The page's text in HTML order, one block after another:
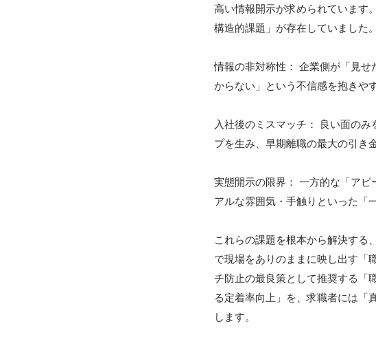
高い情報開示が求められています
構造的課題」が存在していました。
情報の非対称性： 企業側が「見
からない」という不信感を抱きやす
入社後のミスマッチ： 良い面の
プを生み、早期離職の最大の引き
実態開示の限界： 一方的な「ア
アルな雰囲気・手触りといった「
これらの課題を根本から解決する
で現場をありのままに映し出す「
チ防止の最良策として推奨する「
る定着率向上」を、求職者には「
します。